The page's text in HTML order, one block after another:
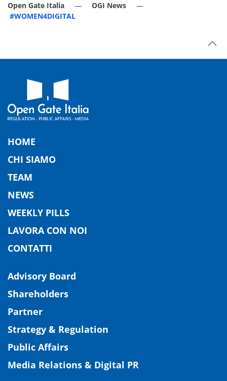
Open Gate Italia
OGI News
#WOMEN4DIGITAL
HOME
CHI SIAMO
TEAM
NEWS
WEEKLY PILLS
LAVORA CON NOI
CONTATTI
Advisory Board
Shareholders
Partner
Strategy & Regulation
Public Affairs
Media Relations & Digital PR